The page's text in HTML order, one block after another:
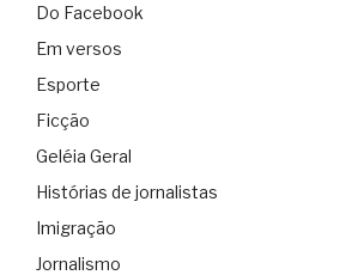
Do Facebook
Em versos
Esporte
Ficção
Geléia Geral
Histórias de jornalistas
Imigração
Jornalismo